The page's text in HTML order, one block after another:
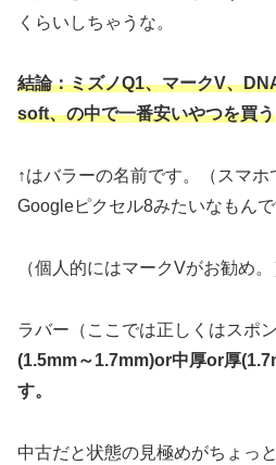
くらいしちゃうな。
結論：ミズノQ1、マークV、
soft、の中で一番安いやつを買う
↑はバラーの名前です。（スマ
Googleピクセル8みたいなもんで
（個人的にはマークVがお勧め。
ラバー（ここでは正しくはスポ
(1.5mm～1.7mm)or中厚or厚
す。
中古だと状態の見極めがちょっ